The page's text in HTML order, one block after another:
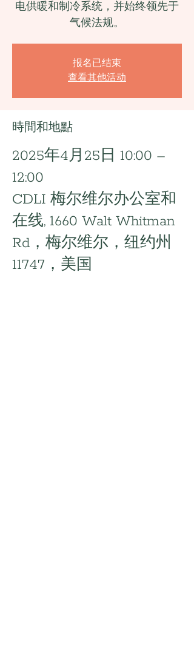
电供暖和制冷系统，并始终领先于
气候法规。
报名已结束
查看其他活动
時間和地點
2025年4月25日 10:00 –
12:00
CDLI 梅尔维尔办公室和
在线, 1660 Walt Whitman
Rd，梅尔维尔，纽约州
11747，美国